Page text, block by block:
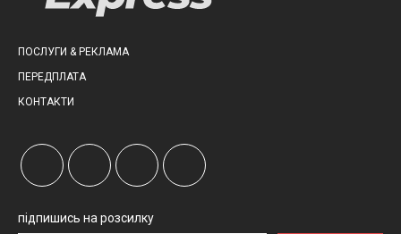
ПОСЛУГИ & РЕКЛАМА
ПЕРЕДПЛАТА
КОНТАКТИ
підпишись на розсилку